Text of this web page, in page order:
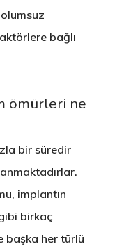
olumsuz
bağlı
ömürleri ne
bir süredir
implantın
birkaç
başka her türlü